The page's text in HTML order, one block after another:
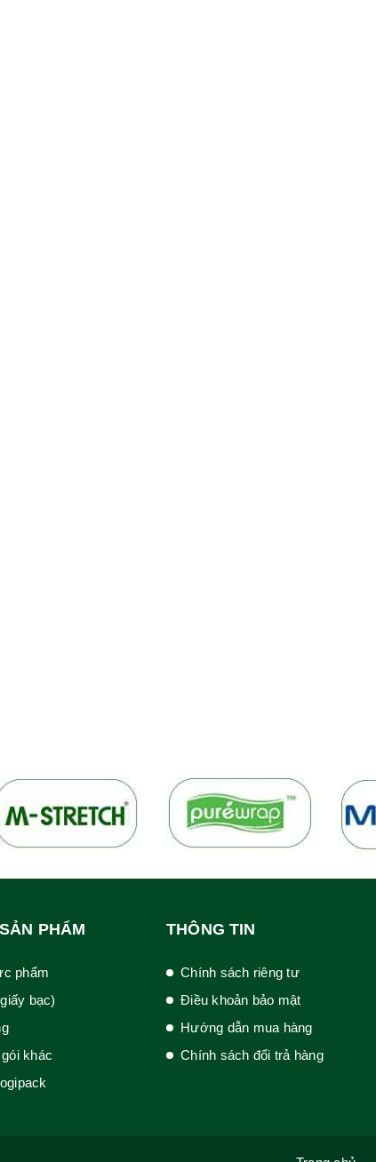
PHẨM
phẩm
bạc)
khác
THÔNG TIN
Chính sách riêng tư
Điều khoản bảo mật
Hướng dẫn mua hàng
Chính sách đổi trả hàng